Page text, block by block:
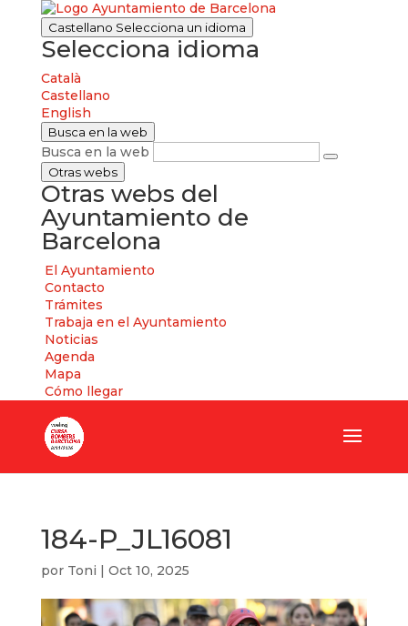
Castellano Selecciona un idioma
Selecciona idioma
Català
Castellano
English
Busca en la web
Busca en la web
Otras webs
Otras webs del
Ayuntamiento de
Barcelona
El Ayuntamiento
Contacto
Trámites
Trabaja en el Ayuntamiento
Noticias
Agenda
Mapa
Cómo llegar
184-P_JL16081
por Toni | Oct 10, 2025